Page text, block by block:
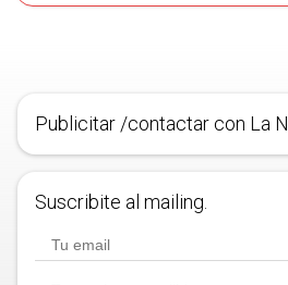
Publicitar /contactar con La
Suscribite al mailing.